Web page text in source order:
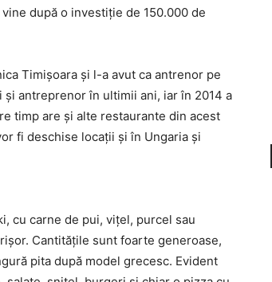
după o investiţie de 150.000 de
Timişoara şi l-a avut ca antrenor pe
şi antreprenor în ultimii ani, iar în 2014 a
timp are şi alte restaurante din acest
fi deschise locaţii şi în Ungaria şi
cu carne de pui, viţel, purcel sau
Cantităţile sunt foarte generoase,
pita după model grecesc. Evident